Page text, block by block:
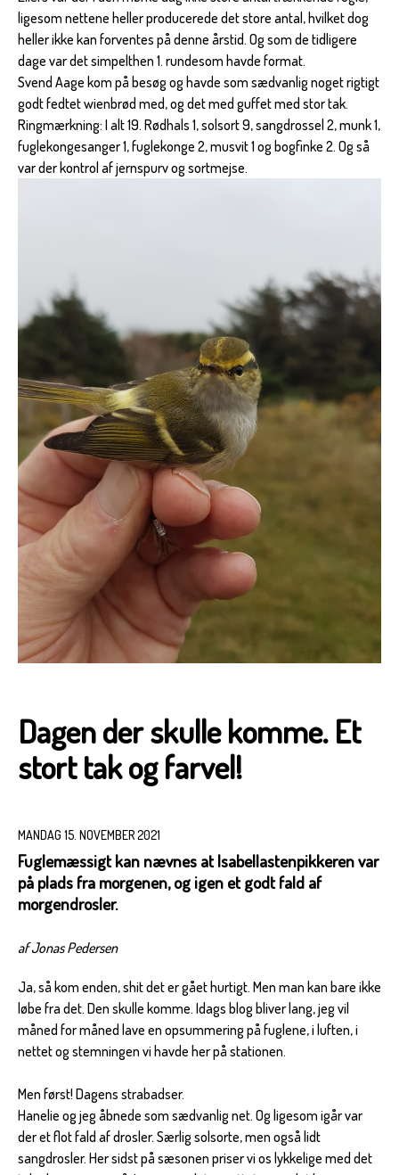
ligesom nettene heller producerede det store antal, hvilket dog
heller ikke kan forventes på denne årstid. Og som de tidligere
dage var det simpelthen 1. rundesom havde format.
Svend Aage kom på besøg og havde som sædvanlig noget rigtigt
godt fedtet wienbrød med, og det med guffet med stor tak.
Ringmærkning: I alt 19. Rødhals 1, solsort 9, sangdrossel 2, munk 1,
fuglekongesanger 1, fuglekonge 2, musvit 1 og bogfinke 2. Og så
var der kontrol af jernspurv og sortmejse.
Dagen der skulle komme. Et
stort tak og farvel!
MANDAG 15. NOVEMBER 2021
Fuglemæssigt kan nævnes at Isabellastenpikkeren var
på plads fra morgenen, og igen et godt fald af
morgendrosler.
af Jonas Pedersen
Ja, så kom enden, shit det er gået hurtigt. Men man kan bare ikke
løbe fra det. Den skulle komme. Idags blog bliver lang, jeg vil
måned for måned lave en opsummering på fuglene, i luften, i
nettet og stemningen vi havde her på stationen.
Men først! Dagens strabadser.
Hanelie og jeg åbnede som sædvanlig net. Og ligesom igår var
der et flot fald af drosler. Særlig solsorte, men også lidt
sangdrosler. Her sidst på sæsonen priser vi os lykkelige med det